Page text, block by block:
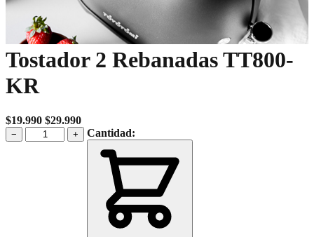
Tostador 2 Rebanadas TT800-
KR
$19.990 $29.990
Cantidad:
Tostador
2
− +